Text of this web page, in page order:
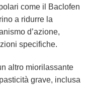
come il Baclofen
a ridurre la
d’azione,
specifiche.
altro miorilassante
grave, inclusa